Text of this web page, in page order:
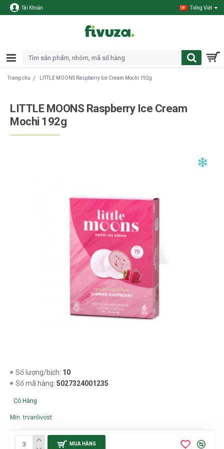
Tài Khoản Tiếng Việt
Trang chủ LITTLE MOONS Raspberry Ice Cream Mochi 192g
LITTLE MOONS Raspberry Ice Cream
Mochi 192g
Số lượng/bịch: 10
Số mã hàng: 5027324001235
Có Hàng
Min. trvanlivost:
MUA HÀNG